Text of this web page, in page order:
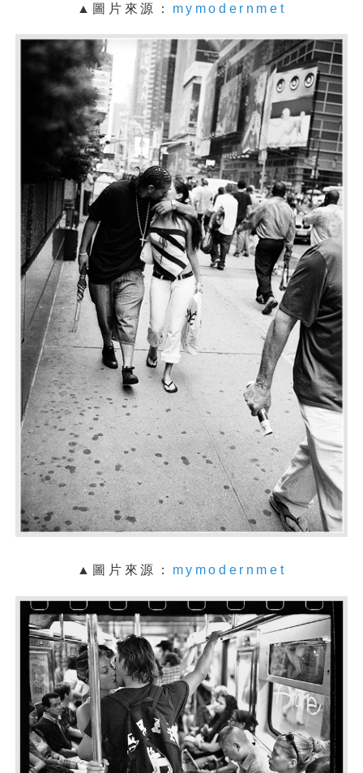
▲圖片來源： mymodernmet
▲圖片來源： mymodernmet